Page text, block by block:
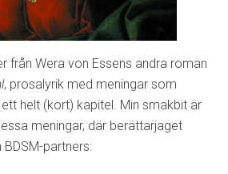
från Wera von Essens andra roman
, prosalyrik med meningar som
helt (kort) kapitel. Min smakbit är
meningar, där berättarjaget
partners: